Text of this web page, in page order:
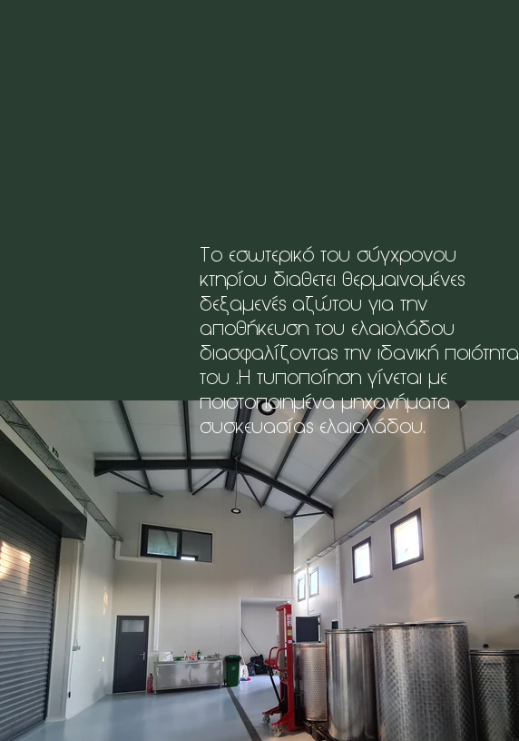
Το εσωτερικό του σύγχρονου
κτηρίου διαθετει θερμαινομένες
δεξαμενές αζώτου για την
αποθήκευση του ελαιολάδου
διασφαλίζοντας την ιδανική ποιότητα
του .Η τυποποίηση γίνεται με
ποιστοποιημένα μηχανήματα
συσκευασίας ελαιολάδου.